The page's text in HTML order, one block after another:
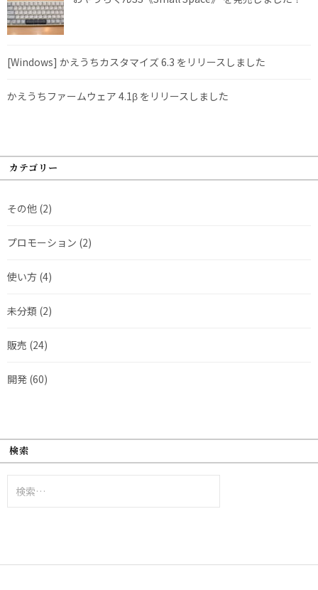
[Windows] かえうちカスタマイズ 6.3 をリリースしました
かえうちファームウェア 4.1β をリリースしました
カテゴリー
その他 (2)
プロモーション (2)
使い方 (4)
未分類 (2)
販売 (24)
開発 (60)
検索
索: